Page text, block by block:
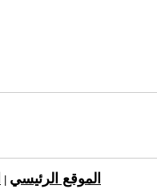
الموقع الرئيسي